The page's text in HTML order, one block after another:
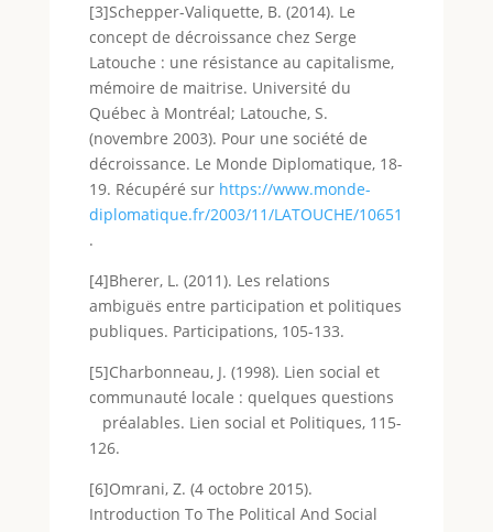
[3]Schepper-Valiquette, B. (2014). Le
concept de décroissance chez Serge
Latouche : une résistance au capitalisme,
mémoire de maitrise. Université du
Québec à Montréal; Latouche, S.
(novembre 2003). Pour une société de
décroissance. Le Monde Diplomatique, 18-
19. Récupéré sur https://www.monde-
diplomatique.fr/2003/11/LATOUCHE/10651
.
[4]Bherer, L. (2011). Les relations
ambiguës entre participation et politiques
publiques. Participations, 105-133.
[5]Charbonneau, J. (1998). Lien social et
communauté locale : quelques questions
préalables. Lien social et Politiques, 115-
126.
[6]Omrani, Z. (4 octobre 2015).
Introduction To The Political And Social